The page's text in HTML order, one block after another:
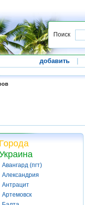
Поиск
добавить
Города
Авангард (пгт)
Александрия
Антрацит
Артемовск